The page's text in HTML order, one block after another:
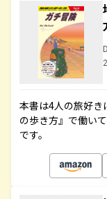
本書は4人の旅好き
の歩き方』で働い
です。